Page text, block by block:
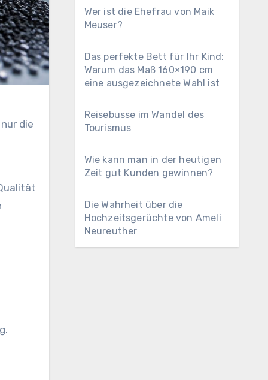
die
Wer ist die Ehefrau von Maik
Meuser?
Das perfekte Bett für Ihr Kind:
Warum das Maß 160×190 cm
eine ausgezeichnete Wahl ist
Reisebusse im Wandel des
Tourismus
Wie kann man in der heutigen
Zeit gut Kunden gewinnen?
Die Wahrheit über die
Hochzeitsgerüchte von Ameli
Neureuther